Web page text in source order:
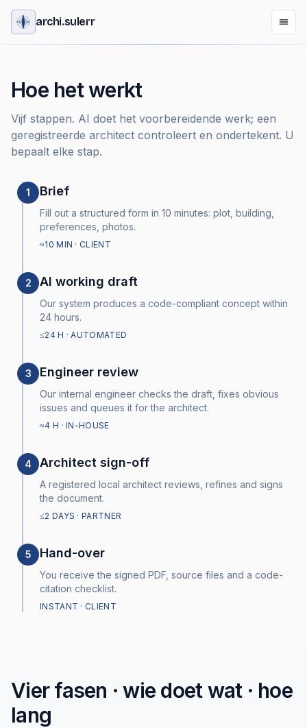
archi.sulerr
Hoe het werkt
Vijf stappen. AI doet het voorbereidende werk; een
geregistreerde architect controleert en ondertekent. U
bepaalt elke stap.
1 Brief
Fill out a structured form in 10 minutes: plot, building,
preferences, photos.
≈10 MIN · CLIENT
2 AI working draft
Our system produces a code-compliant concept within
24 hours.
≤24 H · AUTOMATED
3 Engineer review
Our internal engineer checks the draft, fixes obvious
issues and queues it for the architect.
≈4 H · IN-HOUSE
4 Architect sign-off
A registered local architect reviews, refines and signs
the document.
≤2 DAYS · PARTNER
5 Hand-over
You receive the signed PDF, source files and a code-
citation checklist.
INSTANT · CLIENT
Vier fasen · wie doet wat · hoe
lang